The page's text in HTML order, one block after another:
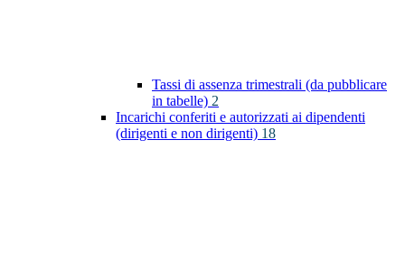
Tassi di assenza trimestrali (da pubblicare
in tabelle) 2
Incarichi conferiti e autorizzati ai dipendenti
(dirigenti e non dirigenti) 18